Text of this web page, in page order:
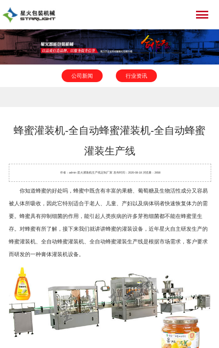
公司新闻 行业资讯
蜂蜜灌装机-全自动蜂蜜灌装机-全自动蜂蜜
灌装生产线
作者：admin 星火灌装机生产线定制厂家 发布时间：2020-08-18 浏览量：2658
你知道蜂蜜的好处吗，蜂蜜中既含有丰富的果糖、葡萄糖及生物活性成分又容易
被人体所吸收，因此它特别适合于老人、儿童、产妇以及病体弱者快速恢复体力的需
要。蜂蜜具有抑制细菌的作用，能引起人类疾病的许多芽孢细菌都不能在蜂蜜里生
存。对蜂蜜有所了解，接下来我们就讲讲蜂蜜的灌装设备，近年星火自主研发生产的
蜂蜜灌装机、全自动蜂蜜灌装机、全自动蜂蜜灌装生产线是根据市场需求，客户要求
而研发的一种膏体灌装机设备。